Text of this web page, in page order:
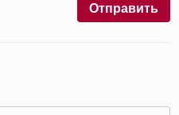
Отправить